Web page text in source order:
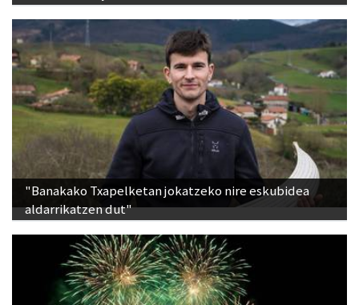
"Banakako Txapelketan jokatzeko nire eskubidea
aldarrikatzen dut"